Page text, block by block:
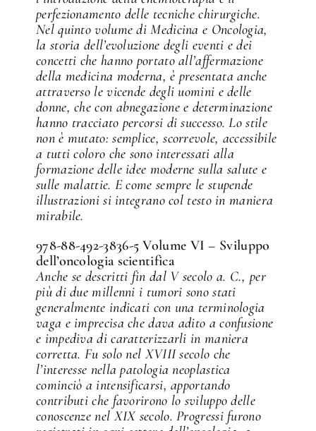
perfezionamento delle tecniche chirurgiche.
Nel quinto volume di Medicina e Oncologia,
la storia dell’evoluzione degli eventi e dei
concetti che hanno portato all’affermazione
della medicina moderna, è presentata anche
attraverso le vicende degli uomini e delle
donne, che con abnegazione e determinazione
hanno tracciato percorsi di successo. Lo stile
non è mutato: semplice, scorrevole, accessibile
a tutti coloro che sono interessati alla
formazione delle idee moderne sulla salute e
sulle malattie. E come sempre le stupende
illustrazioni si integrano col testo in maniera
mirabile.
978-88-492-3836-5 Volume VI – Sviluppo
dell’oncologia scientifica
Anche se descritti fin dal V secolo a. C., per
più di due millenni i tumori sono stati
generalmente indicati con una terminologia
vaga e imprecisa che dava adito a confusione
e impediva di caratterizzarli in maniera
corretta. Fu solo nel XVIII secolo che
l’interesse nella patologia neoplastica
cominciò a intensificarsi, apportando
contributi che favorirono lo sviluppo delle
conoscenze nel XIX secolo. Progressi furono